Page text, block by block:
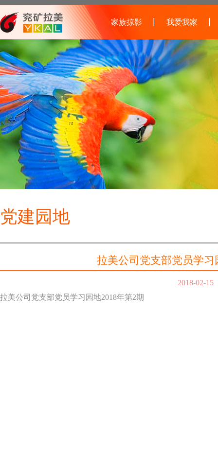
家族掠影 我爱我家
党建园地
拉美公司党支部党员学习
2018-02-15
拉美公司党支部党员学习园地2018年第2期